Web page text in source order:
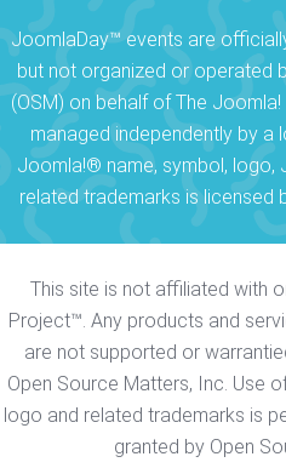
JoomlaDay™ events are
but not organized or operated
(OSM) on behalf of The
managed independently by a
Joomla!® name, symbol, logo,
related trademarks is licensed
This site is not affiliated with
Project™. Any products and
are not supported or
Open Source Matters, Inc. Use
logo and related trademarks is
granted by Open